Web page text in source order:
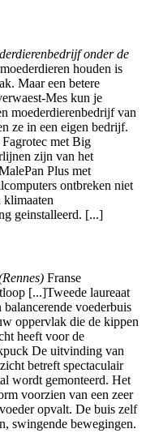
onder de
houden is
Maar een betere
Mes kun je
moederdierenbedrijf van
ze in een eigen bedrijf.
met Big
zijn van het
Plus met
ontbreken niet
klimaaten
geinstalleerd. [...]
Franse
[...]Tweede laureaat
voederbuis
oppervlak die de kippen
heeft voor de
De uitvinding van
betreft spectaculair
wordt gemonteerd. Het
voorzien van een zeer
opvalt. De buis zelf
swingende bewegingen.